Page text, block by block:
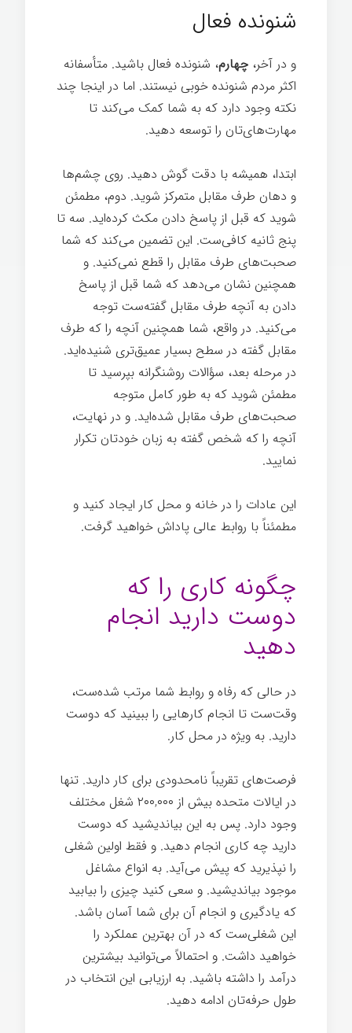
شنونده فعال
و در آخر، چهارم، شنونده فعال باشید. متأسفانه
اکثر مردم شنونده خوبی نیستند. اما در اینجا چند
نکته وجود دارد که به شما کمک می‌کند تا
مهارت‌های‌تان را توسعه دهید.
ابتدا، همیشه با دقت گوش دهید. روی چشم‌ها
و دهان طرف مقابل متمرکز شوید. دوم، مطمئن
شوید که قبل از پاسخ دادن مکث کرده‌اید. سه تا
پنج ثانیه کافی‌ست. این تضمین می‌کند که شما
صحبت‌های طرف مقابل را قطع نمی‌کنید. و
همچنین نشان می‌دهد که شما قبل از پاسخ
دادن به آنچه طرف مقابل گفته‌ست توجه
می‌کنید. در واقع، شما همچنین آنچه را که طرف
مقابل گفته در سطح بسیار عمیق‌تری شنیده‌اید.
در مرحله بعد، سؤالات روشنگرانه بپرسید تا
مطمئن شوید که به طور کامل متوجه
صحبت‌های طرف مقابل شده‌اید. و در نهایت،
آنچه را که شخص گفته به زبان خودتان تکرار
نماييد.
این عادات را در خانه و محل کار ایجاد کنيد و
مطمئناً با روابط عالی پاداش خواهید گرفت.
چگونه کاری را که
دوست دارید انجام
دهید
در حالی که رفاه و روابط شما مرتب شده‌ست،
وقت‌ست تا انجام کارهایی را ببینید که دوست
دارید. به ویژه در محل کار.
فرصت‌های تقریباً نامحدودی برای کار دارید. تنها
در ایالات متحده بیش از ۲۰۰,۰۰۰ شغل مختلف
وجود دارد. پس به این بیاندیشید که دوست
دارید چه کاری انجام دهید. و فقط اولین شغلی
را نپذیرید که پیش می‌آید. به انواع مشاغل
موجود بیاندیشید. و سعی کنيد چیزی را بیابید
که یادگیری و انجام آن برای شما آسان باشد.
این شغلی‌ست که در آن بهترین عملکرد را
خواهید داشت. و احتمالاً می‌توانید بیشترین
درآمد را داشته باشید. به ارزیابی این انتخاب در
طول حرفه‌تان ادامه دهید.